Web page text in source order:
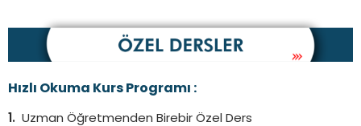
Hızlı Okuma Kurs Programı :
Uzman Öğretmenden Birebir Özel Ders